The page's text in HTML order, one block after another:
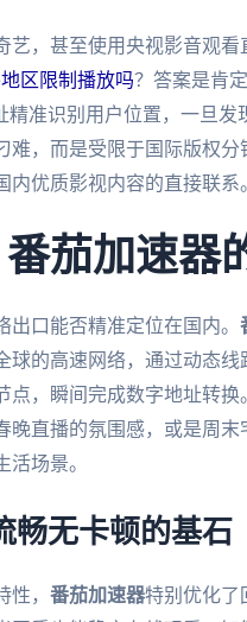
艺，甚至使用央视影音观
区限制播放吗？答案是肯
精准识别用户位置，一旦
难，而是受限于国际版权
优质影视内容的直接联系
茄加速器
口能否精准定位在国内。
球的高速网络，通过动态
点，瞬间完成数字地址转
晚直播的氛围感，或是周
场景。
畅无卡顿的基石
， 番茄加速器特别优化了